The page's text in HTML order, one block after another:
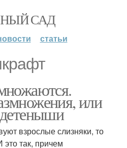
САД
статьи
или
детеныши
взрослые слизняки, то
так, причем